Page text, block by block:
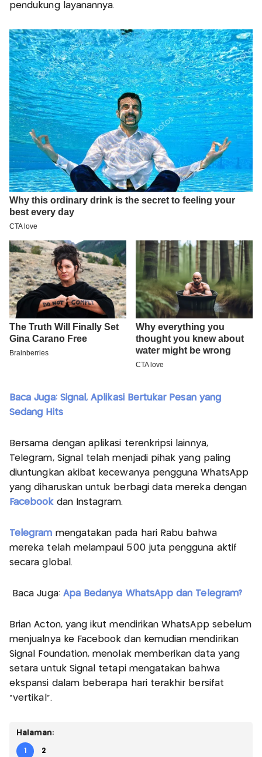
pendukung layanannya.
Baca Juga: Signal, Aplikasi Bertukar Pesan yang
Sedang Hits
Bersama dengan aplikasi terenkripsi lainnya,
Telegram, Signal telah menjadi pihak yang paling
diuntungkan akibat kecewanya pengguna WhatsApp
yang diharuskan untuk berbagi data mereka dengan
Facebookdan Instagram.
Telegram mengatakan pada hari Rabu bahwa
mereka telah melampaui 500 juta pengguna aktif
secara global.
Baca Juga: Apa Bedanya WhatsApp dan Telegram?
Brian Acton, yang ikut mendirikan WhatsApp sebelum
menjualnya ke Facebook dan kemudian mendirikan
Signal Foundation, menolak memberikan data yang
setara untuk Signal tetapi mengatakan bahwa
ekspansi dalam beberapa hari terakhir bersifat
"vertikal".
Halaman:
1 2